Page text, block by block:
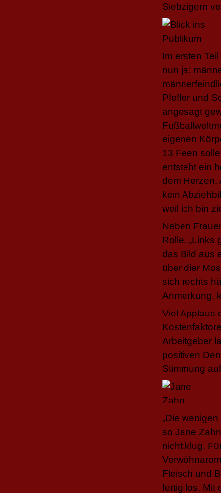
Siebzigern
Im ersten
nun ja:
Pfeffer und
angesagt
eigenen
13 Feen
entsteht ein
dem Herzen.
kein
weil ich bin
Neben
Rolle. „Links
das Bild aus
über dier
sich rechts
Anmerkung,
Viel Applaus
Arbeitgeber
positiven
Stimmung
„Die
so Jane
nicht klug.
Fleisch und
fertig los. Mit